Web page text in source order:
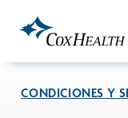
CONDICIONES Y